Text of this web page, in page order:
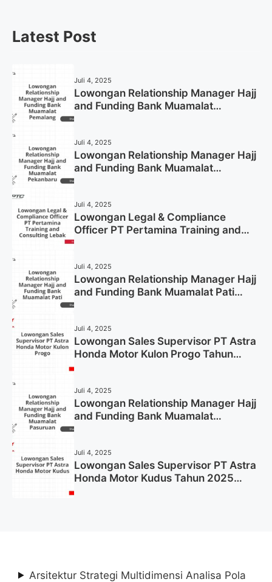
Latest Post
Juli 4, 2025
Lowongan Relationship Manager Hajj
and Funding Bank Muamalat
Juli 4, 2025
Lowongan Relationship Manager Hajj
and Funding Bank Muamalat
Juli 4, 2025
Lowongan Legal & Compliance
Officer PT Pertamina Training and
Juli 4, 2025
Lowongan Relationship Manager Hajj
and Funding Bank Muamalat Pati
Juli 4, 2025
Lowongan Sales Supervisor PT Astra
Honda Motor Kulon Progo Tahun
Juli 4, 2025
Lowongan Relationship Manager Hajj
and Funding Bank Muamalat
Juli 4, 2025
Lowongan Sales Supervisor PT Astra
Honda Motor Kudus Tahun 2025
Arsitektur Strategi Multidimensi Analisa Pola